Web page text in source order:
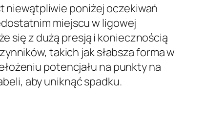
niewątpliwie poniżej oczekiwań
miejscu w ligowej
się z dużą presją i koniecznością
takich jak słabsza forma w
potencjału na punkty na
aby uniknąć spadku.